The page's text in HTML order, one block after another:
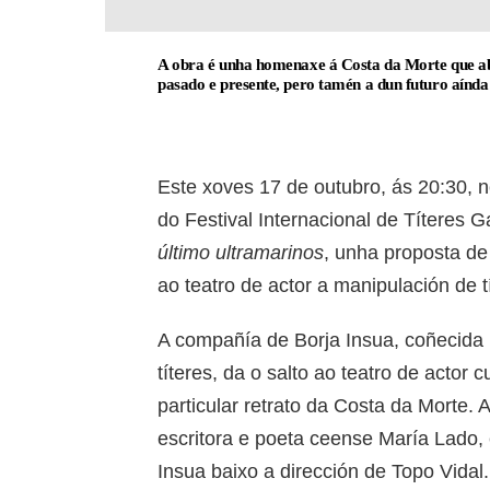
A obra é unha homenaxe á Costa da Morte que
pasado e presente, pero tamén a dun futuro
Este xoves 17 de outubro, ás 20:30,
do Festival Internacional de Títeres
último ultramarinos, unha proposta
ao teatro de actor a manipulación de
A compañía de Borja Insua,
títeres, da o salto ao teatro de actor
particular retrato da Costa da Morte.
escritora e poeta ceense María
Insua baixo a dirección de Topo Vidal.